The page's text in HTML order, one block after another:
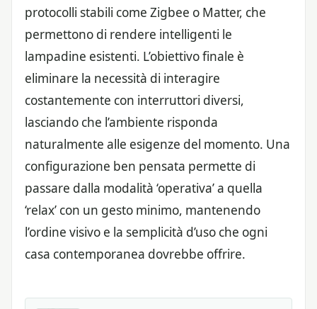
protocolli stabili come Zigbee o Matter, che
permettono di rendere intelligenti le
lampadine esistenti. L’obiettivo finale è
eliminare la necessità di interagire
costantemente con interruttori diversi,
lasciando che l’ambiente risponda
naturalmente alle esigenze del momento. Una
configurazione ben pensata permette di
passare dalla modalità ‘operativa’ a quella
‘relax’ con un gesto minimo, mantenendo
l’ordine visivo e la semplicità d’uso che ogni
casa contemporanea dovrebbe offrire.